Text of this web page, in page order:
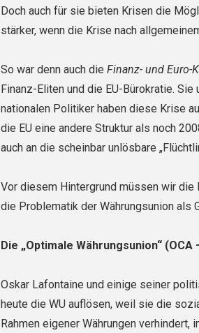
Doch auch für sie bieten Krisen die
stärker, wenn die Krise nach
So war denn auch die Finanz- und Euro-
Finanz-Eliten und die EU-Bürokratie.
nationalen Politiker haben diese Krise
die EU eine andere Struktur als noch
auch an die scheinbar unlösbare
Vor diesem Hintergrund müssen wir
die Problematik der Währungsunion als
Die „Optimale Währungsunion“
Oskar Lafontaine und einige seiner
heute die WU auflösen, weil sie die
Rahmen eigener Währungen